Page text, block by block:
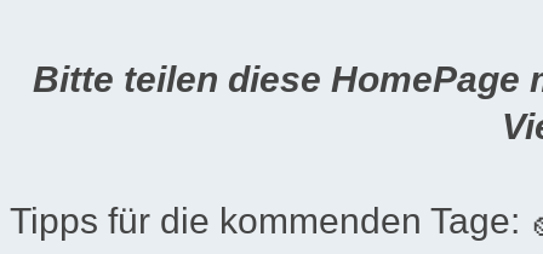
Bitte teilen diese HomePage
Tipps für die kommenden